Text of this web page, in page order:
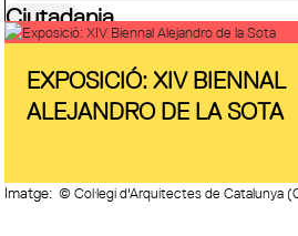
Ciutadania
EXPOSICIÓ: XIV BIENNAL
ALEJANDRO DE LA SOTA
Imatge: © Col·legi d'Arquitectes de Catalunya